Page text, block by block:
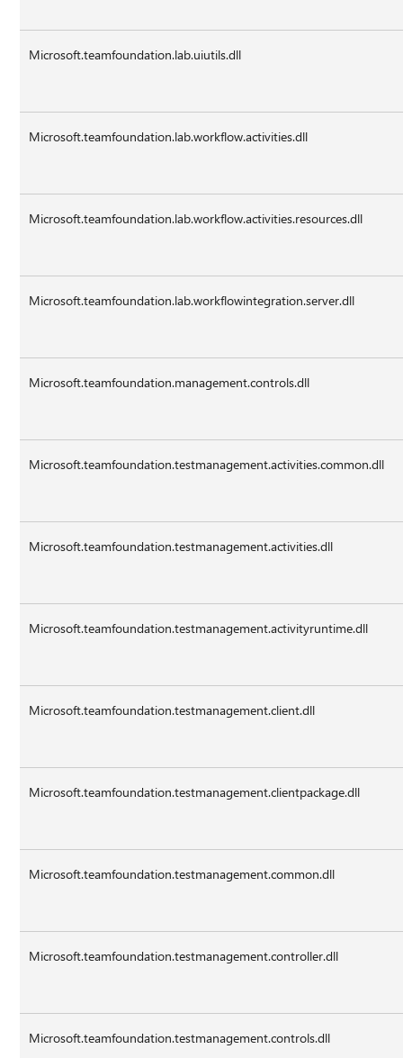
Microsoft.teamfoundation.lab.uiutils.dll
Microsoft.teamfoundation.lab.workflow.activities.dll
Microsoft.teamfoundation.lab.workflow.activities.resources.dll
Microsoft.teamfoundation.lab.workflowintegration.server.dll
Microsoft.teamfoundation.management.controls.dll
Microsoft.teamfoundation.testmanagement.activities.common.dll
Microsoft.teamfoundation.testmanagement.activities.dll
Microsoft.teamfoundation.testmanagement.activityruntime.dll
Microsoft.teamfoundation.testmanagement.client.dll
Microsoft.teamfoundation.testmanagement.clientpackage.dll
Microsoft.teamfoundation.testmanagement.common.dll
Microsoft.teamfoundation.testmanagement.controller.dll
Microsoft.teamfoundation.testmanagement.controls.dll